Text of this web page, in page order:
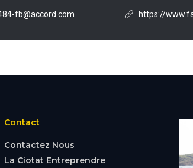
fb@accord.com https://
Contact
Contactez Nous
La Ciotat Entreprendre